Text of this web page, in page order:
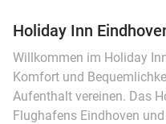
Holiday Inn
Willkommen im Holiday
Komfort und
Aufenthalt vereinen. Das
Flughafens Eindhoven